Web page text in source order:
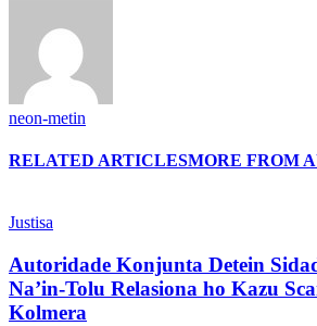
neon-metin
RELATED ARTICLESMORE FROM
Justisa
Autoridade Konjunta Detein
Na’in-Tolu Relasiona ho Kazu
Kolmera